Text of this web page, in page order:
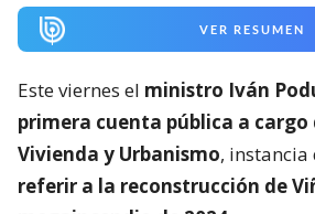
VER RESUMEN
Este viernes el ministro Iván
primera cuenta pública a
Vivienda y Urbanismo, instancia
referir a la reconstrucción de